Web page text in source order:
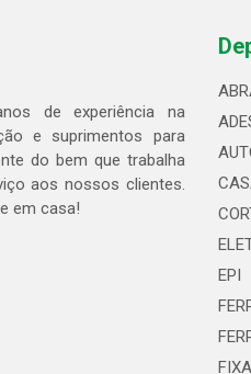
de experiência na
e suprimentos para
do bem que trabalha
aos nossos clientes.
em casa!
EPI